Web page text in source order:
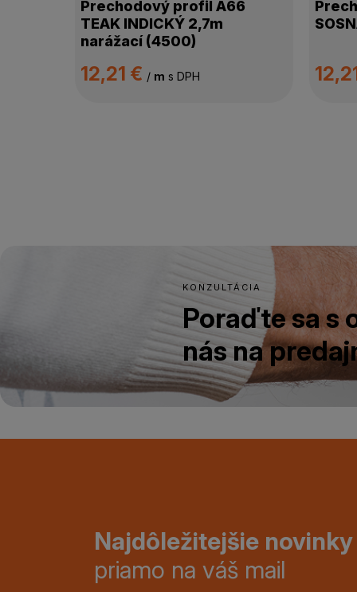
Prechodový profil A66
TEAK INDICKÝ 2,7m
narážací (4500)
12,21 € / m s DPH
KONZULTÁCIA
Poraďte sa s
nás na
Najdôležitejšie novinky
priamo na váš mail